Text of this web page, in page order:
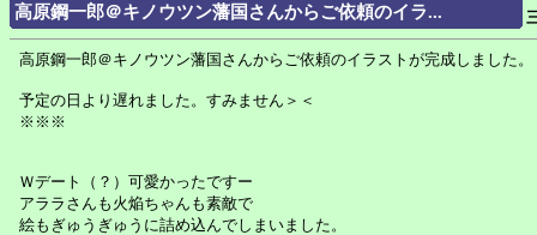
高原鋼一郎＠キノウツン藩国さんからご依頼のイラ...
高原鋼一郎＠キノウツン藩国さんからご依頼のイラストが完成しました。
予定の日より遅れました。すみません＞＜
※※※
Ｗデート（？）可愛かったですー
アララさんも火焔ちゃんも素敵で
絵もぎゅうぎゅうに詰め込んでしまいました。